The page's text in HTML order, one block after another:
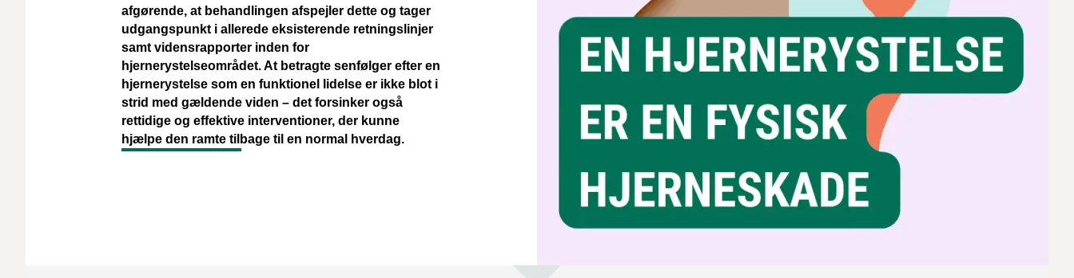
afgørende, at behandlingen afspejler dette og tager
udgangspunkt i allerede eksisterende retningslinjer
samt vidensrapporter inden for
hjernerystelseområdet. At betragte senfølger efter en
hjernerystelse som en funktionel lidelse er ikke blot i
strid med gældende viden – det forsinker også
rettidige og effektive interventioner, der kunne
hjælpe den ramte tilbage til en normal hverdag.